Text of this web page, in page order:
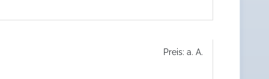
Preis: a. A.